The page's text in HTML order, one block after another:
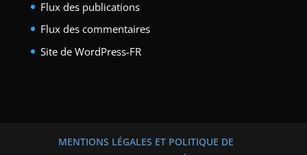
Flux des publications
Flux des commentaires
Site de WordPress-FR
MENTIONS LÉGALES ET POLITIQUE DE